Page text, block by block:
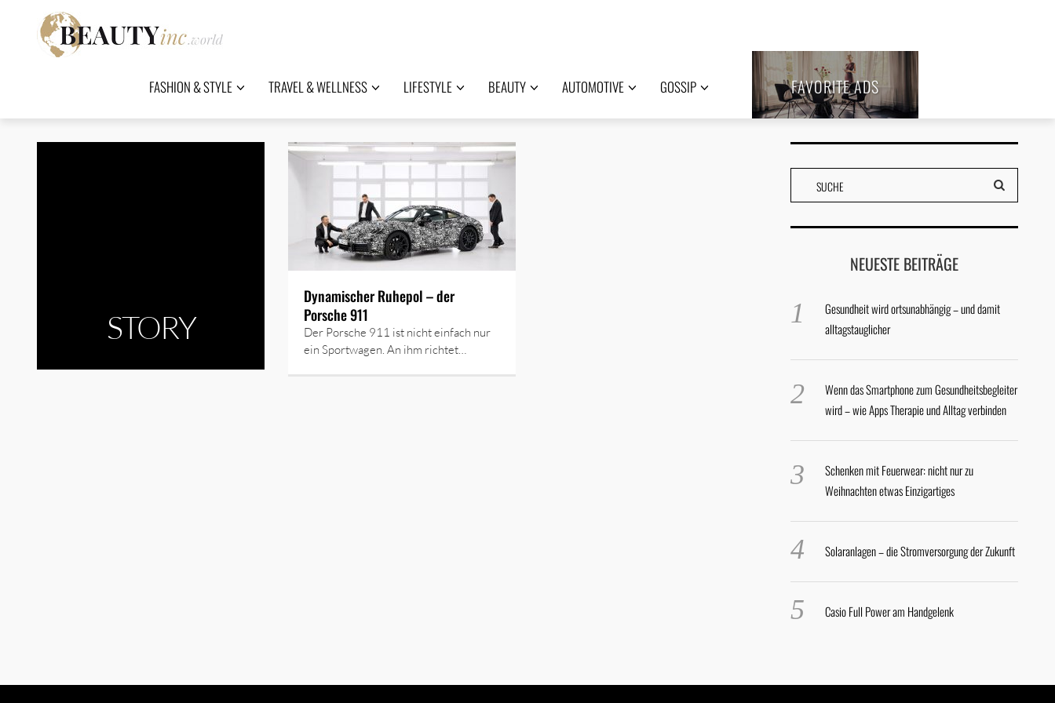
FASHION & STYLE TRAVEL & WELLNESS LIFESTYLE BEAUTY AUTOMOTIVE GOSSIP FAVORITE ADS
STORY
Dynamischer Ruhepol – der
Porsche 911
Der Porsche 911 ist nicht einfach nur
ein Sportwagen. An ihm richtet…
NEUESTE BEITRÄGE
Gesundheit wird ortsunabhängig – und damit
alltagstauglicher
Wenn das Smartphone zum Gesundheitsbegleiter
wird – wie Apps Therapie und Alltag verbinden
Schenken mit Feuerwear: nicht nur zu
Weihnachten etwas Einzigartiges
Solaranlagen – die Stromversorgung der Zukunft
Casio Full Power am Handgelenk